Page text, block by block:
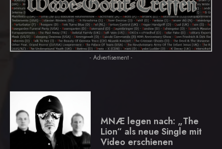
- Advertisement -
MNÆ legen nach: „The
Lion“ als neue Single mit
Video erschienen